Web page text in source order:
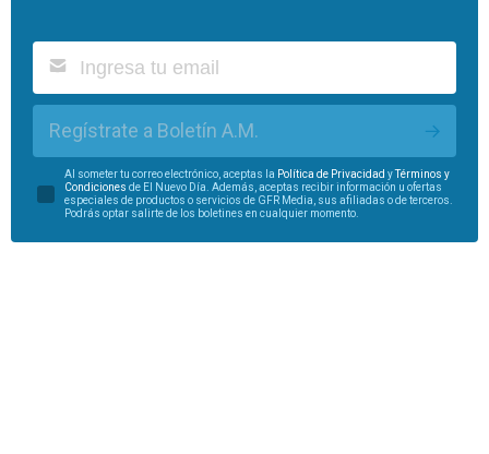
Regístrate a Boletín A.M.
Al someter tu correo electrónico, aceptas la Política de Privacidad yTérminos y
Condiciones de El Nuevo Día. Además, aceptas recibir información u ofertas
especiales de productos o servicios de GFR Media, sus afiliadas o de terceros.
Podrás optar salirte de los boletines en cualquier momento.